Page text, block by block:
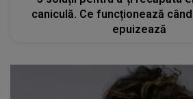
caniculă. Ce funcționează
epuizează